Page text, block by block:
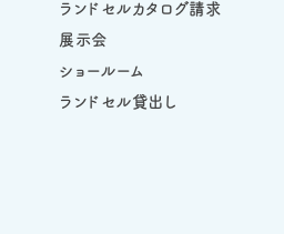
ランドセルカタログ請求
展示会
ショールーム
ランドセル貸出し